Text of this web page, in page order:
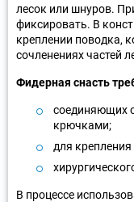
лесок или шнуров.
фиксировать. В
креплении поводка,
сочленениях частей
Фидерная снасть
соединяющих
крючками;
для
В процессе